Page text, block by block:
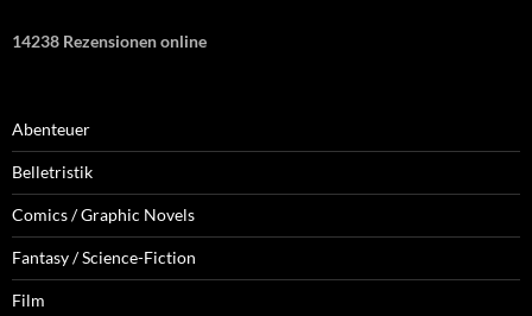
14238 Rezensionen online
Abenteuer
Belletristik
Comics / Graphic Novels
Fantasy / Science-Fiction
Film